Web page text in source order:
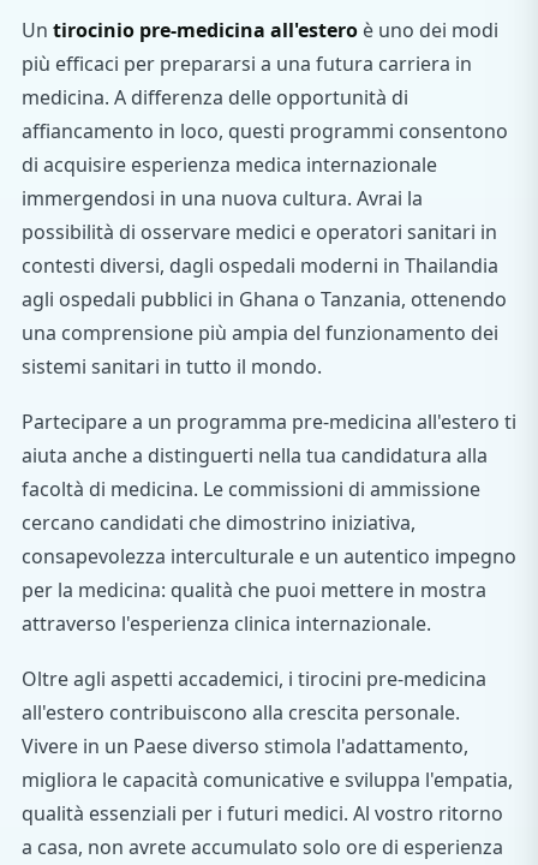
Un tirocinio pre-medicina all'estero è uno dei modi
più efficaci per prepararsi a una futura carriera in
medicina. A differenza delle opportunità di
affiancamento in loco, questi programmi consentono
di acquisire esperienza medica internazionale
immergendosi in una nuova cultura. Avrai la
possibilità di osservare medici e operatori sanitari in
contesti diversi, dagli ospedali moderni in Thailandia
agli ospedali pubblici in Ghana o Tanzania, ottenendo
una comprensione più ampia del funzionamento dei
sistemi sanitari in tutto il mondo.
Partecipare a un programma pre-medicina all'estero ti
aiuta anche a distinguerti nella tua candidatura alla
facoltà di medicina. Le commissioni di ammissione
cercano candidati che dimostrino iniziativa,
consapevolezza interculturale e un autentico impegno
per la medicina: qualità che puoi mettere in mostra
attraverso l'esperienza clinica internazionale.
Oltre agli aspetti accademici, i tirocini pre-medicina
all'estero contribuiscono alla crescita personale.
Vivere in un Paese diverso stimola l'adattamento,
migliora le capacità comunicative e sviluppa l'empatia,
qualità essenziali per i futuri medici. Al vostro ritorno
a casa, non avrete accumulato solo ore di esperienza